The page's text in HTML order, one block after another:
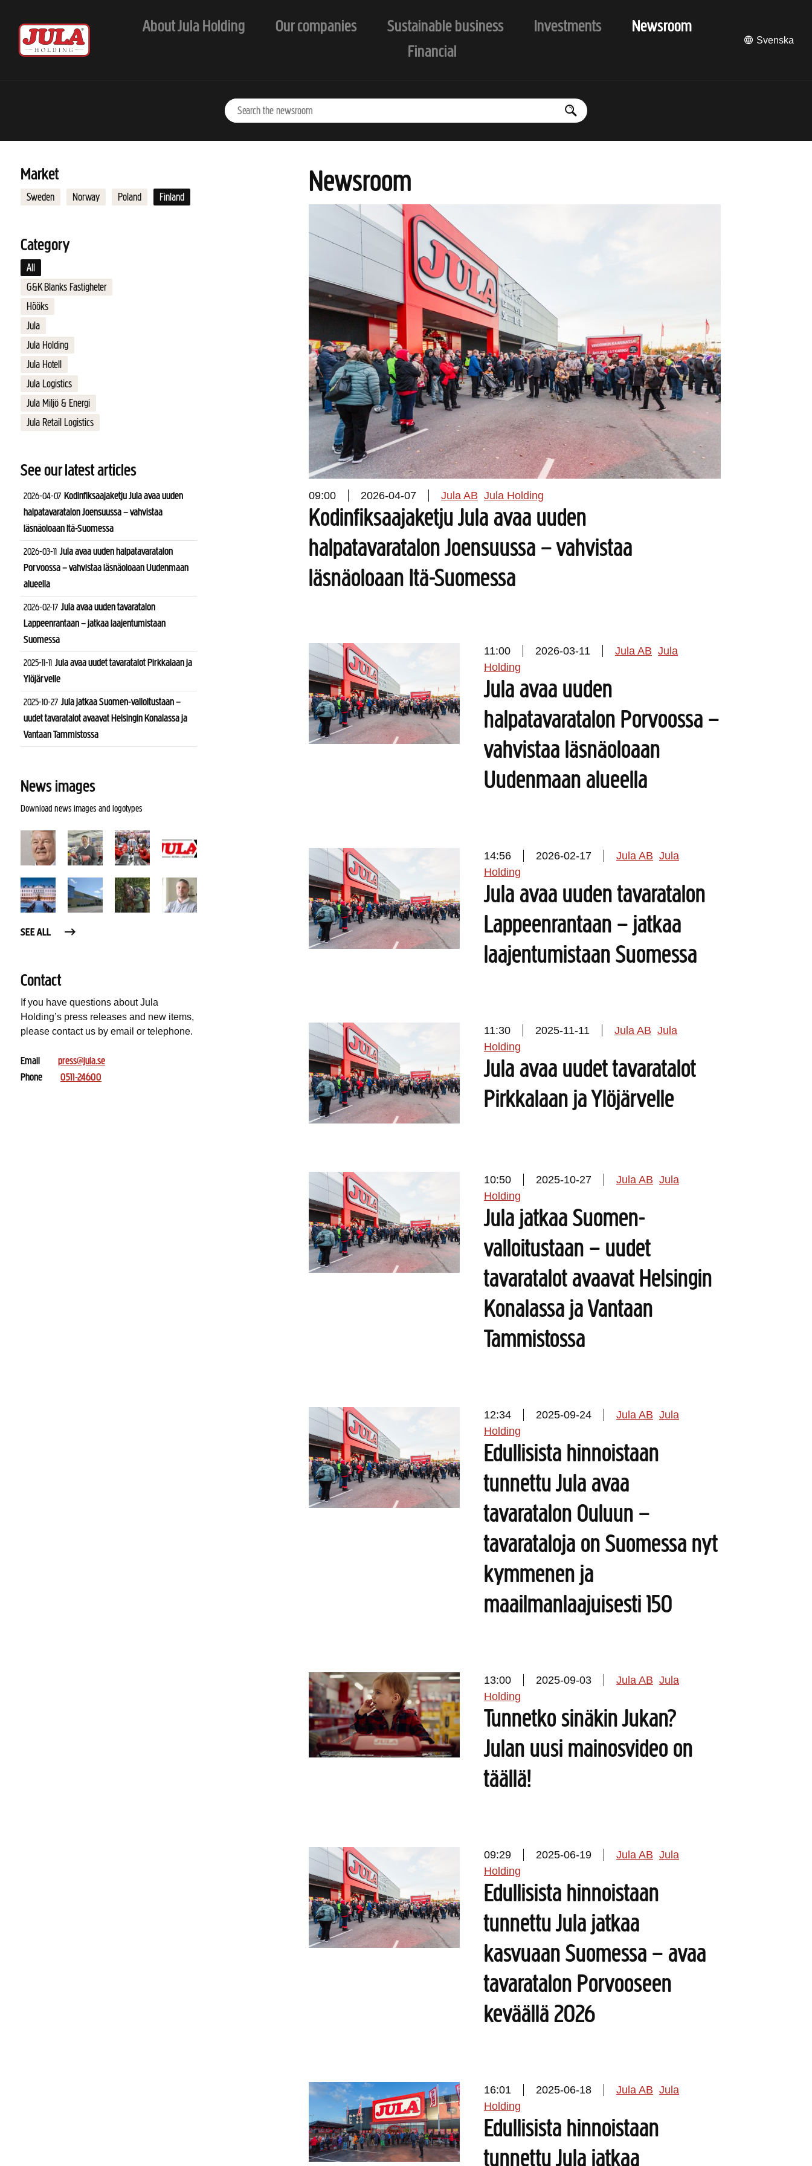
About Jula Holding Our companies Sustainable business Investments
Newsroom
Financial
Svenska
Market
Sweden Norway Poland Finland
Category
All
G&K Blanks Fastigheter
Hööks
Jula
Jula Holding
Jula Hotell
Jula Logistics
Jula Miljö & Energi
Jula Retail Logistics
See our latest articles
2026-04-07 Kodinfiksaajaketju Jula avaa uuden
halpatavaratalon Joensuussa – vahvistaa
läsnäoloaan Itä-Suomessa
2026-03-11 Jula avaa uuden halpatavaratalon
Porvoossa – vahvistaa läsnäoloaan Uudenmaan
alueella
2026-02-17 Jula avaa uuden tavaratalon
Lappeenrantaan – jatkaa laajentumistaan
Suomessa
2025-11-11 Jula avaa uudet tavaratalot Pirkkalaan ja
Ylöjärvelle
2025-10-27 Jula jatkaa Suomen-valloitustaan –
uudet tavaratalot avaavat Helsingin Konalassa ja
Vantaan Tammistossa
News images
Download news images and logotypes
SEE ALL
Contact
If you have questions about Jula
Holding’s press releases and new items,
please contact us by email or telephone.
Email
press@jula.se
Phone
0511-24600
Newsroom
09:00 2026-04-07 Jula AB Jula Holding
Kodinfiksaajaketju Jula avaa uuden
halpatavaratalon Joensuussa – vahvistaa
läsnäoloaan Itä-Suomessa
11:00 2026-03-11 Jula AB Jula
Holding
Jula avaa uuden
halpatavaratalon Porvoossa –
vahvistaa läsnäoloaan
Uudenmaan alueella
14:56 2026-02-17 Jula AB Jula
Holding
Jula avaa uuden tavaratalon
Lappeenrantaan – jatkaa
laajentumistaan Suomessa
11:30 2025-11-11 Jula AB Jula
Holding
Jula avaa uudet tavaratalot
Pirkkalaan ja Ylöjärvelle
10:50 2025-10-27 Jula AB Jula
Holding
Jula jatkaa Suomen-
valloitustaan – uudet
tavaratalot avaavat Helsingin
Konalassa ja Vantaan
Tammistossa
12:34 2025-09-24 Jula AB Jula
Holding
Edullisista hinnoistaan
tunnettu Jula avaa
tavaratalon Ouluun –
tavarataloja on Suomessa nyt
kymmenen ja
maailmanlaajuisesti 150
13:00 2025-09-03 Jula AB Jula
Holding
Tunnetko sinäkin Jukan?
Julan uusi mainosvideo on
täällä!
09:29 2025-06-19 Jula AB Jula
Holding
Edullisista hinnoistaan
tunnettu Jula jatkaa
kasvuaan Suomessa – avaa
tavaratalon Porvooseen
keväällä 2026
16:01 2025-06-18 Jula AB Jula
Holding
Edullisista hinnoistaan
tunnettu Jula jatkaa